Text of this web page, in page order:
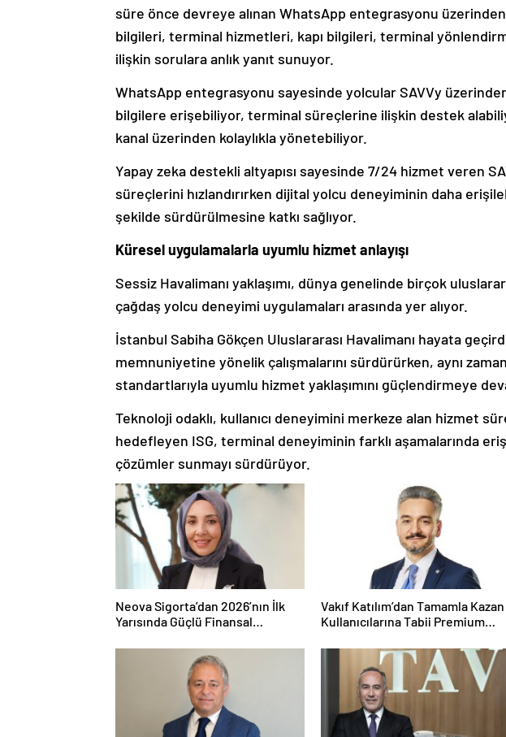
süre önce devreye alınan WhatsApp entegrasyonu
bilgileri, terminal hizmetleri, kapı bilgileri, terminal
ilişkin sorulara anlık yanıt sunuyor.
WhatsApp entegrasyonu sayesinde yolcular SAVVy
bilgilere erişebiliyor, terminal süreçlerine ilişkin destek
kanal üzerinden kolaylıkla yönetebiliyor.
Yapay zeka destekli altyapısı sayesinde 7/24 hizmet veren
süreçlerini hızlandırırken dijital yolcu deneyiminin daha
şekilde sürdürülmesine katkı sağlıyor.
Küresel uygulamalarla uyumlu hizmet anlayışı
Sessiz Havalimanı yaklaşımı, dünya genelinde birçok
çağdaş yolcu deneyimi uygulamaları arasında yer alıyor.
İstanbul Sabiha Gökçen Uluslararası Havalimanı hayata
memnuniyetine yönelik çalışmalarını sürdürürken, aynı
standartlarıyla uyumlu hizmet yaklaşımını güçlendirmeye
Teknoloji odaklı, kullanıcı deneyimini merkeze alan hizmet
hedefleyen ISG, terminal deneyiminin farklı aşamalarında
çözümler sunmayı sürdürüyor.
Neova Sigorta’dan 2026’nın İlk
Yarısında Güçlü Finansal
Vakıf Katılım’dan Tamamla Kazan
Kullanıcılarına Tabii Premium